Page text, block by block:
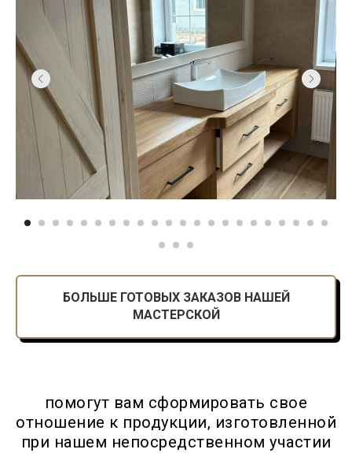
БОЛЬШЕ ГОТОВЫХ ЗАКАЗОВ НАШЕЙ
МАСТЕРСКОЙ
помогут вам сформировать свое
отношение к продукции, изготовленной
при нашем непосредственном участии